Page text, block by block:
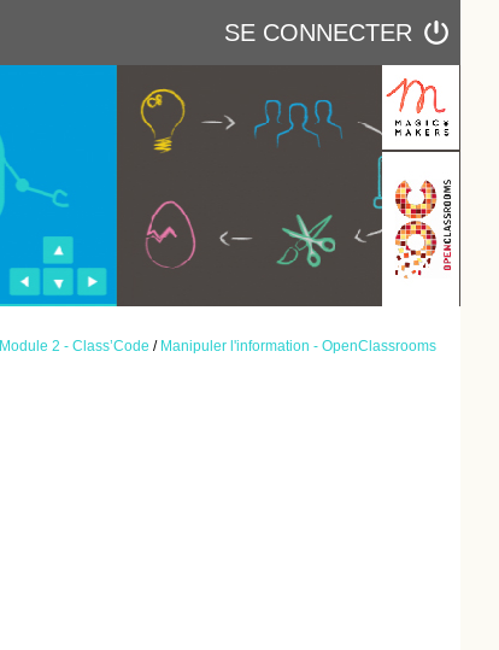
SE CONNECTER
Module 2 - Class’Code / Manipuler l'information - OpenClassrooms